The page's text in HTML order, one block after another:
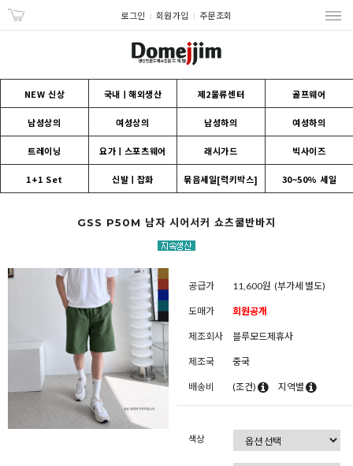
로그인 회원가입 주문조회
NEW 신상 국내ㅣ해외생산 제2물류센터 골프웨어
남성상의 여성상의 남성하의 여성하의
트레이닝 요가ㅣ스포츠웨어 래시가드 빅사이즈
1+1 Set 신발ㅣ잡화 묶음세일[럭키박스] 30~50% 세일
GSS P50M 남자 시어서커 쇼츠쿨반바지
공급가 11,600원 (부가세 별도)
도매가 회원공개
제조회사 블루모드제휴사
제조국 중국
배송비 (조건) 지역별
색상